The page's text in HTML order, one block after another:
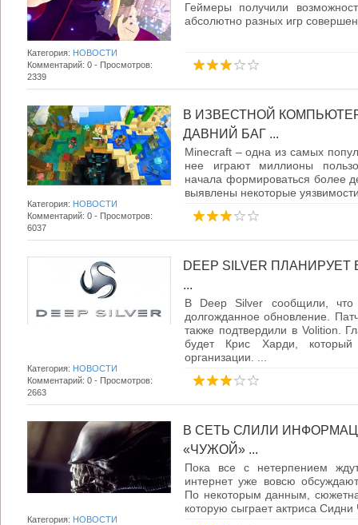
Геймеры получили
абсолютно разных игр
Категория: НОВОСТИ
Комментарий: 0 - Просмотров:
2339
В ИЗВЕСТНОЙ
ДАВНИЙ БАГ ...
Minecraft – одна из самых
нее играют миллионы
начала формироваться более
выявлены некоторые
Категория: НОВОСТИ
Комментарий: 0 - Просмотров:
6037
DEEP SILVER
...
В Deep Silver сообщили,
долгожданное обновление.
также подтвердили в Volition.
будет Крис Харди, который
организации. ...
Категория: НОВОСТИ
Комментарий: 0 - Просмотров:
2663
В СЕТЬ СЛИЛИ
«ЧУЖОЙ» ...
Пока все с нетерпением
интернет уже вовсю
По некоторым данным,
которую сыграет актриса
Категория: НОВОСТИ